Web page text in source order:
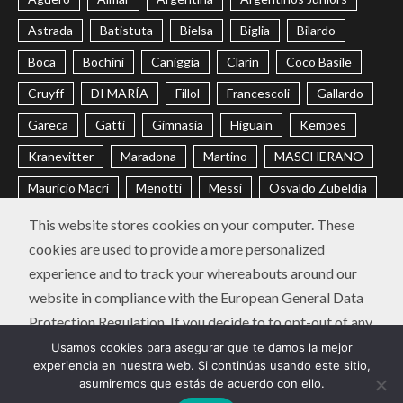
Astrada Batistuta Bielsa Biglia Bilardo
Boca Bochini Caniggia Clarín Coco Basile
Cruyff DI MARÍA Fillol Francescoli Gallardo
Gareca Gatti Gimnasia Higuaín Kempes
Kranevitter Maradona Martino MASCHERANO
Mauricio Macri Menotti Messi Osvaldo Zubeldía
Passarella Pochettino Ramón Díaz
Riquelme River Russo Sabella Sampaoli
Selección Argentina Trobbiani Veira Vélez
CONTACTO POLÍTICA DE PRIVACIDAD
Instagram
Twitter
Youtube
Facebook
LinkedIn
Usamos cookies para asegurar que te damos la mejor
experiencia en nuestra web. Si continúas usando este sitio,
asumiremos que estás de acuerdo con ello.
This website stores cookies on your computer. These
cookies are used to provide a more personalized
experience and to track your whereabouts around our
website in compliance with the European General Data
Protection Regulation. If you decide to to opt-out of any
future tracking, a cookie will be setup in your browser to
remember this choice for one year.